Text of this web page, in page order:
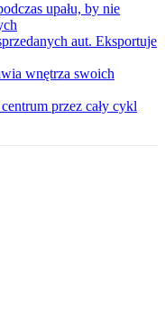
upału, by nie
aut. Eksportuje
wnętrza swoich
przez cały cykl